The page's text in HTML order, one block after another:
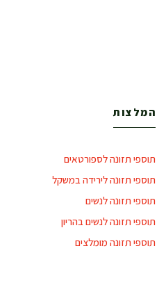
המלצות
תוספי תזונה לספורטאים
תוספי תזונה לירידה במשקל
תוספי תזונה לנשים
תוספי תזונה לנשים בהריון
תוספי תזונה מומלצים